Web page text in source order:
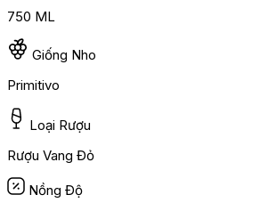
750 ML
Giống Nho
Primitivo
Loại Rượu
Rượu Vang Đỏ
Nồng Độ